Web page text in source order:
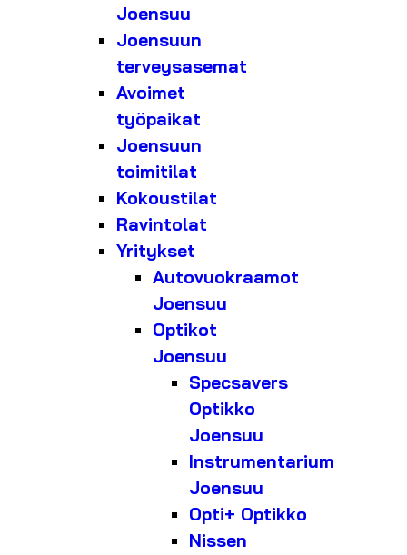
Joensuu
Joensuun
terveysasemat
Avoimet
työpaikat
Joensuun
toimitilat
Kokoustilat
Ravintolat
Yritykset
Autovuokraamot
Joensuu
Optikot
Joensuu
Specsavers
Optikko
Joensuu
Instrumentarium
Joensuu
Opti+ Optikko
Nissen